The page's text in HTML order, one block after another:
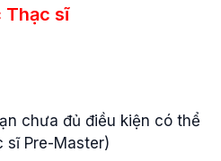
Thạc sĩ
chưa đủ điều kiện có thể
sĩ Pre-Master)